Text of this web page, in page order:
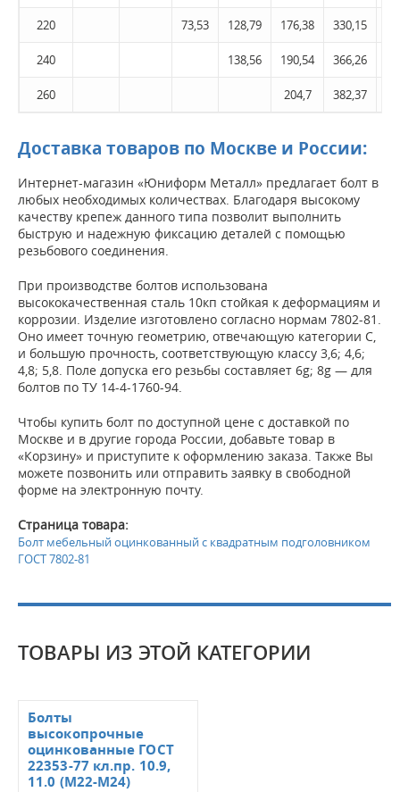
220 73,53 128,79 176,38 330,15
240 138,56 190,54 366,26
260 204,7 382,37
Доставка товаров по Москве и России:
Интернет-магазин «Юниформ Металл» предлагает болт в
любых необходимых количествах. Благодаря высокому
качеству крепеж данного типа позволит выполнить
быструю и надежную фиксацию деталей с помощью
резьбового соединения.
При производстве болтов использована
высококачественная сталь 10кп стойкая к деформациям и
коррозии. Изделие изготовлено согласно нормам 7802-81.
Оно имеет точную геометрию, отвечающую категории С,
и большую прочность, соответствующую классу 3,6; 4,6;
4,8; 5,8. Поле допуска его резьбы составляет 6g; 8g — для
болтов по ТУ 14-4-1760-94.
Чтобы купить болт по доступной цене с доставкой по
Москве и в другие города России, добавьте товар в
«Корзину» и приступите к оформлению заказа. Также Вы
можете позвонить или отправить заявку в свободной
форме на электронную почту.
Страница товара:
Болт мебельный оцинкованный с квадратным подголовником
ГОСТ 7802-81
ТОВАРЫ ИЗ ЭТОЙ КАТЕГОРИИ
Болты
высокопрочные
оцинкованные ГОСТ
22353-77 кл.пр. 10.9,
11.0 (М22-М24)